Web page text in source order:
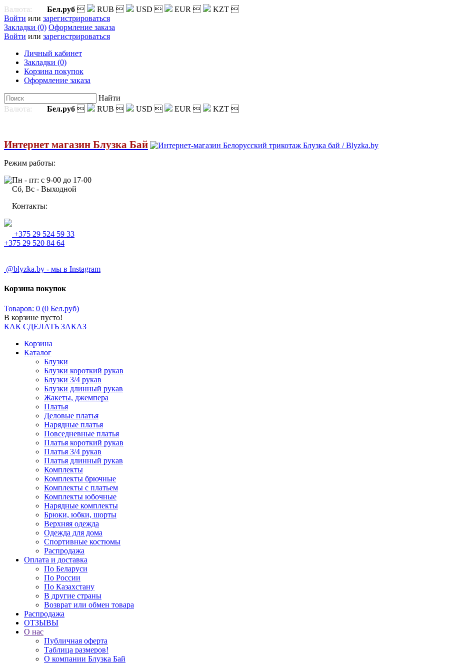
Валюта: Бел.руб  RUB  USD  EUR  KZT 
Войти или зарегистрироваться
Закладки (0) Оформление заказа
Войти или зарегистрироваться
Личный кабинет
Закладки (0)
Корзина покупок
Оформление заказа
Найти
Валюта:
Бел.руб  RUB  USD  EUR  KZT 
Интернет магазин Блузка Бай
Режим работы:
Пн - пт: с 9-00 до 17-00
Сб, Вс - Выходной
Контакты:
+375 29 524 59 33
+375 29 520 84 64
@blyzka.by - мы в Instagram
Корзина покупок
Товаров: 0 (0 Бел.руб)
В корзине пусто!
КАК СДЕЛАТЬ ЗАКАЗ
Корзина
Каталог
Блузки
Блузки короткий рукав
Блузки 3/4 рукав
Блузки длинный рукав
Жакеты, джемпера
Платья
Деловые платья
Нарядные платья
Повседневные платья
Платья короткий рукав
Платья 3/4 рукав
Платья длинный рукав
Комплекты
Комплекты брючные
Комплекты с платьем
Комплекты юбочные
Нарядные комплекты
Брюки, юбки, шорты
Верхняя одежда
Одежда для дома
Спортивные костюмы
Распродажа
Оплата и доставка
По Беларуси
По России
По Казахстану
В другие страны
Возврат или обмен товара
Распродажа
ОТЗЫВЫ
О нас
Публичная оферта
Таблица размеров!
О компании Блузка Бай